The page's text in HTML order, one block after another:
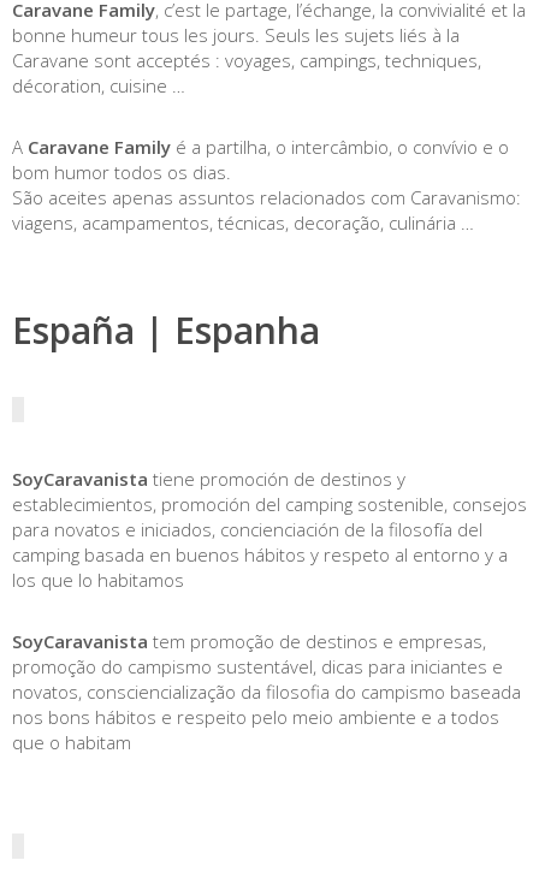
Caravane Family, c’est le partage, l’échange, la convivialité et la
bonne humeur tous les jours. Seuls les sujets liés à la
Caravane sont acceptés : voyages, campings, techniques,
décoration, cuisine …
A Caravane Family é a partilha, o intercâmbio, o convívio e o
bom humor todos os dias.
São aceites apenas assuntos relacionados com Caravanismo:
viagens, acampamentos, técnicas, decoração, culinária …
España | Espanha
SoyCaravanista tiene promoción de destinos y
establecimientos, promoción del camping sostenible, consejos
para novatos e iniciados, concienciación de la filosofía del
camping basada en buenos hábitos y respeto al entorno y a
los que lo habitamos
SoyCaravanista tem promoção de destinos e empresas,
promoção do campismo sustentável, dicas para iniciantes e
novatos, consciencialização da filosofia do campismo baseada
nos bons hábitos e respeito pelo meio ambiente e a todos
que o habitam